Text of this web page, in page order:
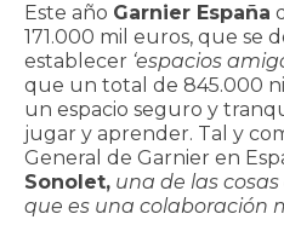
Este año Garnier España
171.000 mil euros, que se
establecer ‘espacios
que un total de 845.000
un espacio seguro y
jugar y aprender. Tal y
General de Garnier en
Sonolet, una de las
que es una colaboración